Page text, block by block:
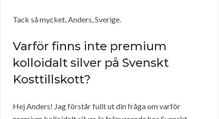
Tack så mycket, Anders, Sverige.
Varför finns inte premium
kolloidalt silver på Svenskt
Kosttillskott?
Hej Anders! Jag förstår fullt ut din fråga om varför